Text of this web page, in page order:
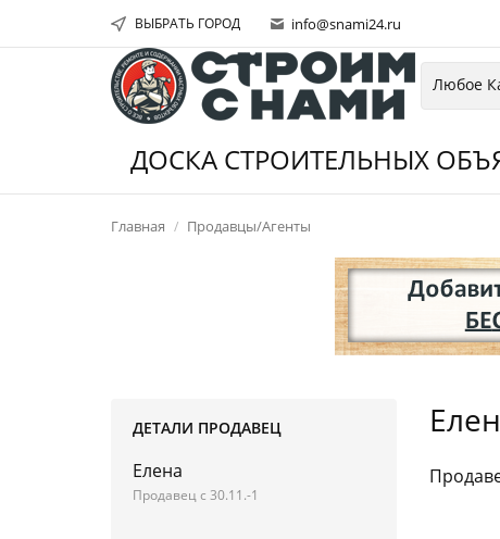
ВЫБРАТЬ ГОРОД info@snami24.ru
ДОСКА СТРОИТЕЛЬНЫХ
Главная Продавцы/Агенты
ДЕТАЛИ ПРОДАВЕЦ
Елена
Продавец с 30.11.-1